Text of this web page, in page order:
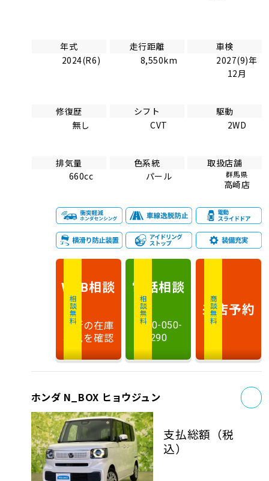
年式
2024(R6)
走行距離
8,550km
車検
2027(9)年
12月
修復歴
無し
シフト
CVT
駆動
2WD
排気量
660cc
色系統
パール
取扱店舗
群馬県
高崎店
相談無料
WEB相談
最新の在庫
状況を確認
相談無料
電話相談
0120-050-
290
商談無料
来店予約
ホンダ N_BOX ヒョウジュン
支払総額 （税
込）